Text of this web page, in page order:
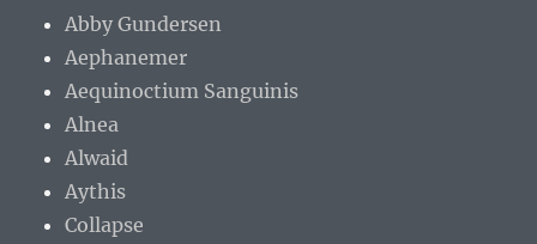
Abby Gundersen
Aephanemer
Aequinoctium Sanguinis
Alnea
Alwaid
Aythis
Collapse